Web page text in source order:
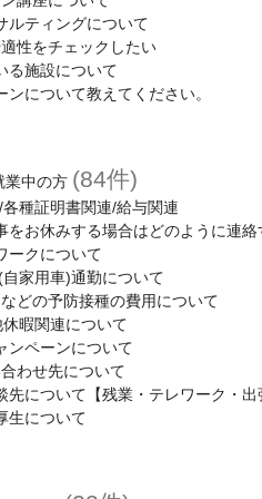
ルティングについて
性をチェックしたい
る施設について
について教えてください。
業中の方 (84件)
種証明書関連/給与関連
お休みする場合はどのように連絡
ークについて
家用車)通勤について
どの予防接種の費用について
暇関連について
ンペーンについて
わせ先について
について【残業・テレワーク・出
生について